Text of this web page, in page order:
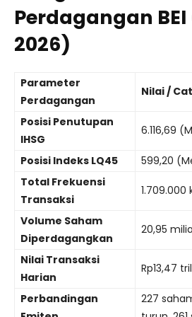
Perdagangan
2026)
Parameter
Perdagangan
Nilai /
Posisi Penutupan
IHSG
6.116,69
Posisi Indeks LQ45
599,20
Total Frekuensi
Transaksi
1.709.000
Volume Saham
Diperdagangkan
20,95
Nilai Transaksi
Harian
Rp13,47
Perbandingan
227